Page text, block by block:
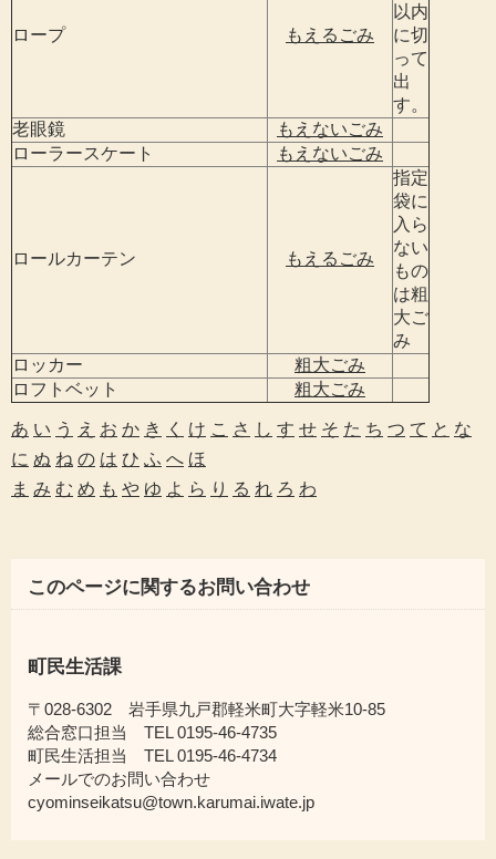
ロープ もえるごみ
以内
に切
って
出
す。
老眼鏡
もえないごみ
ローラースケート
もえないごみ
ロールカーテン もえるごみ
指定
袋に
入ら
ない
もの
は粗
大ご
み
ロッカー
粗大ごみ
ロフトベット
粗大ごみ
あ い う え お か き く け こ さ し す せ そ た ち つ て と な
に ぬ ね の は ひ ふ へ ほ
ま み む め も や ゆ よ ら り る れ ろ わ
このページに関するお問い合わせ
町民生活課
〒028-6302 岩手県九戸郡軽米町大字軽米10-85
総合窓口担当 TEL 0195-46-4735
町民生活担当 TEL 0195-46-4734
メールでのお問い合わせ
cyominseikatsu@town.karumai.iwate.jp